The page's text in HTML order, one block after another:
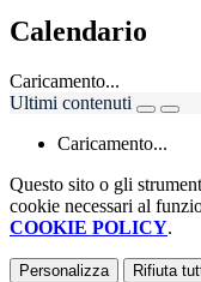
Calendario
Caricamento...
Ultimi contenuti
Caricamento...
Questo sito o gli
cookie necessari al
COOKIE POLICY.
Personalizza Rifiuta